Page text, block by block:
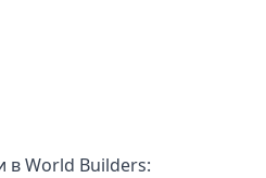
вWorld Builders: